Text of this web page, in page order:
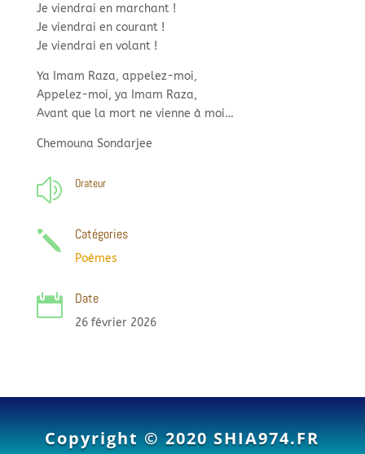
Je viendrai en marchant !
Je viendrai en courant !
Je viendrai en volant !
Ya Imam Raza, appelez-moi,
Appelez-moi, ya Imam Raza,
Avant que la mort ne vienne à moi…
Chemouna Sondarjee
z Orateur
j Catégories
Poèmes
 Date
26 février 2026
Copyright © 2020SHIA974.FR